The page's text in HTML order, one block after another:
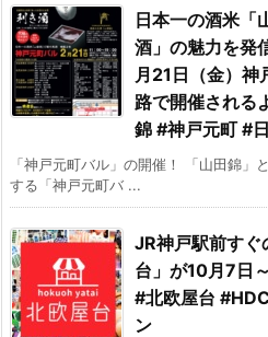
日本一の酒米「
酒」の魅力を発
月21日（金）
路で開催される
錦 #神戸元町 #
「神戸元町バル」の開催！ 「山田錦」
する「神戸元町バ ...
JR神戸駅前す
台」が10月7日
#北欧屋台
ン